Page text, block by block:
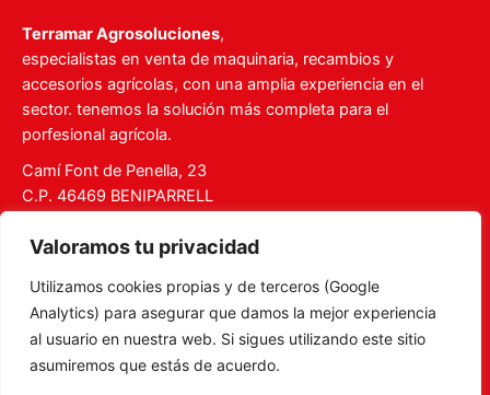
Valoramos tu privacidad
Utilizamos cookies propias y de terceros (Google
Analytics) para asegurar que damos la mejor experiencia
al usuario en nuestra web. Si sigues utilizando este sitio
asumiremos que estás de acuerdo.
Terramar Agrosoluciones,
especialistas en venta de maquinaria, recambios y
accesorios agrícolas, con una amplia experiencia en el
sector. tenemos la solución más completa para el
porfesional agrícola.
Camí Font de Penella, 23
C.P. 46469 BENIPARRELL
ventas@recambiosterramar.com
Mi Cuenta
Carrito
Aviso legal